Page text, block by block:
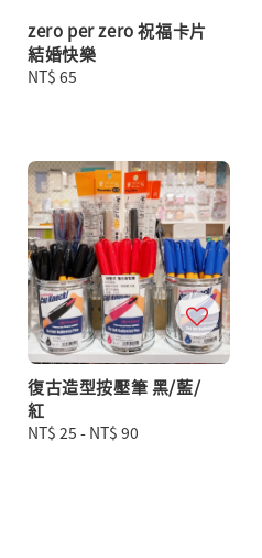
zero per zero 祝福卡片
結婚快樂
Regular
NT$ 65
復古造型按壓筆 黑/藍/
紅
Regular
NT$ 25 - NT$ 90